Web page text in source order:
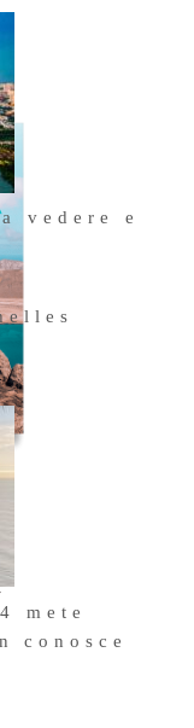
vedere e
mete
conosce